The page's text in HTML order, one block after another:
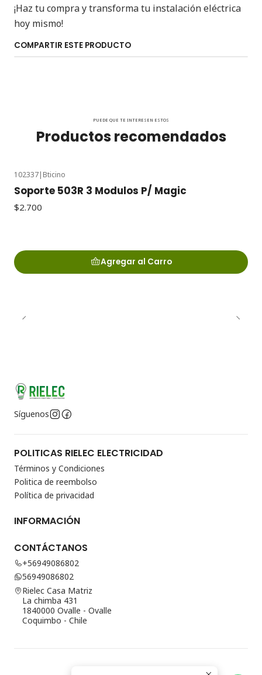
¡Haz tu compra y transforma tu instalación eléctrica
hoy mismo!
COMPARTIR ESTE PRODUCTO
PUEDE QUE TE INTERESEN ESTOS
Productos recomendados
102337| Bticino
Soporte 503R 3 Modulos P/ Magic
$2.700
Agregar al Carro
Síguenos
POLITICAS RIELEC ELECTRICIDAD
Términos y Condiciones
Politica de reembolso
Política de privacidad
INFORMACIÓN
CONTÁCTANOS
+56949086802
56949086802
Rielec Casa Matriz
La chimba 431
1840000 Ovalle - Ovalle
Coquimbo - Chile